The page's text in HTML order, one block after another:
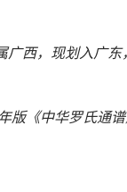
广西，现划入广
版《中华罗氏通